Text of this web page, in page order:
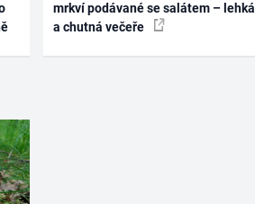
mrkví podávané se salátem – lehká
a chutná večeře